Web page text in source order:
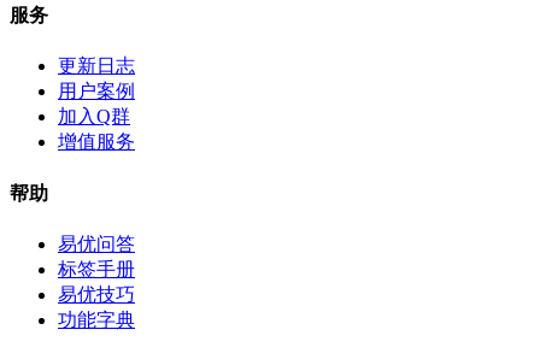
服务
更新日志
用户案例
加入Q群
增值服务
帮助
易优问答
标签手册
易优技巧
功能字典